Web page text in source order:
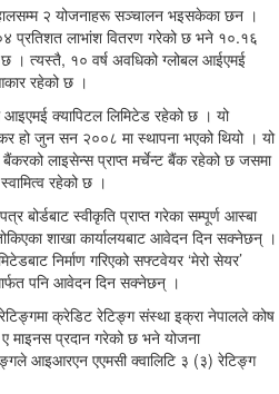
२ योजनाहरू सञ्चालन भइसकेका छन ।
प्रतिशत लाभांश वितरण गरेको छ भने १०.१६
। त्यस्तै, १० वर्ष अवधिको ग्लोबल आईएमई
रहेको छ ।
क्यापिटल लिमिटेड रहेको छ । यो
हो जुन सन २००८ मा स्थापना भएको थियो । यो
बैंकरको लाइसेन्स प्राप्त मर्चेन्ट बैंक रहेको छ जसमा
रहेको छ ।
बोर्डबाट स्वीकृति प्राप्त गरेका सम्पूर्ण आस्बा
शाखा कार्यालयबाट आवेदन दिन सक्नेछन् ।
निर्माण गरिएको सफ्टवेयर ‘मेरो सेयर’
पनि आवेदन दिन सक्नेछन् ।
क्रेडिट रेटिङ्ग संस्था इक्रा नेपालले कोष
माइनस प्रदान गरेको छ भने योजना
आइआरएन एएमसी क्वालिटि ३ (३) रेटिङ्ग